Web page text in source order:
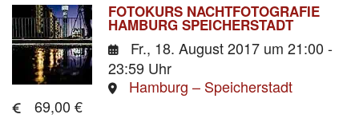
FOTOKURS NACHTFOTOGRAFIE
HAMBURG SPEICHERSTADT
Fr., 18. August 2017 um 21:00 -
23:59 Uhr
Hamburg – Speicherstadt
69,00 €